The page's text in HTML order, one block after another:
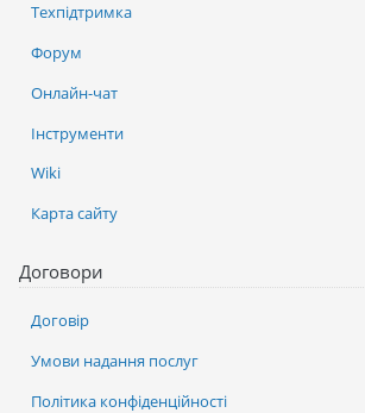
Техпідтримка
Форум
Онлайн-чат
Інструменти
Wiki
Карта сайту
Договори
Договір
Умови надання послуг
Політика конфіденційності